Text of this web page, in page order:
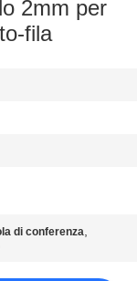
2mm per
fila
di conferenza,